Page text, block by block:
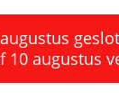
10 augustus